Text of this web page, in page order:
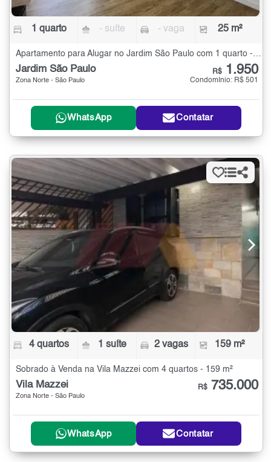
1 quarto - suíte - vaga 25 m²
Jardim São Paulo
Zona Norte - São Paulo
R$ 1.950
Condomínio: R$ 501
WhatsApp Contatar
4 quartos 1 suíte 2 vagas 159 m²
Sobrado à Venda na Vila Mazzei com 4 quartos - 159 m²
Vila Mazzei
Zona Norte - São Paulo
R$ 735.000
WhatsApp Contatar